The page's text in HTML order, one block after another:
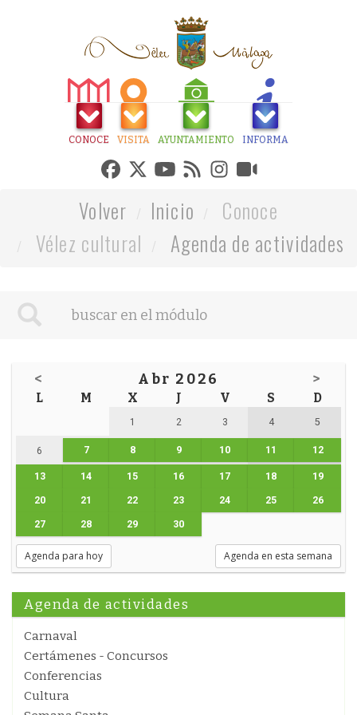
CONOCE VISITA AYUNTAMIENTO INFORMA
Volver Inicio
Conoce
Vélez cultural
Agenda de actividades
< Abr 2026 >
L M X J V S D
1 2 3 4 5
6 7 8 9 10 11 12
13 14 15 16 17 18 19
20 21 22 23 24 25 26
27 28 29 30
Agenda para hoy Agenda en esta semana
Agenda de actividades
Carnaval
Certámenes - Concursos
Conferencias
Cultura